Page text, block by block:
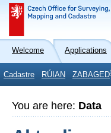
Welcome Applications
Cadastre RÚIAN ZABAGED
You are here: Data